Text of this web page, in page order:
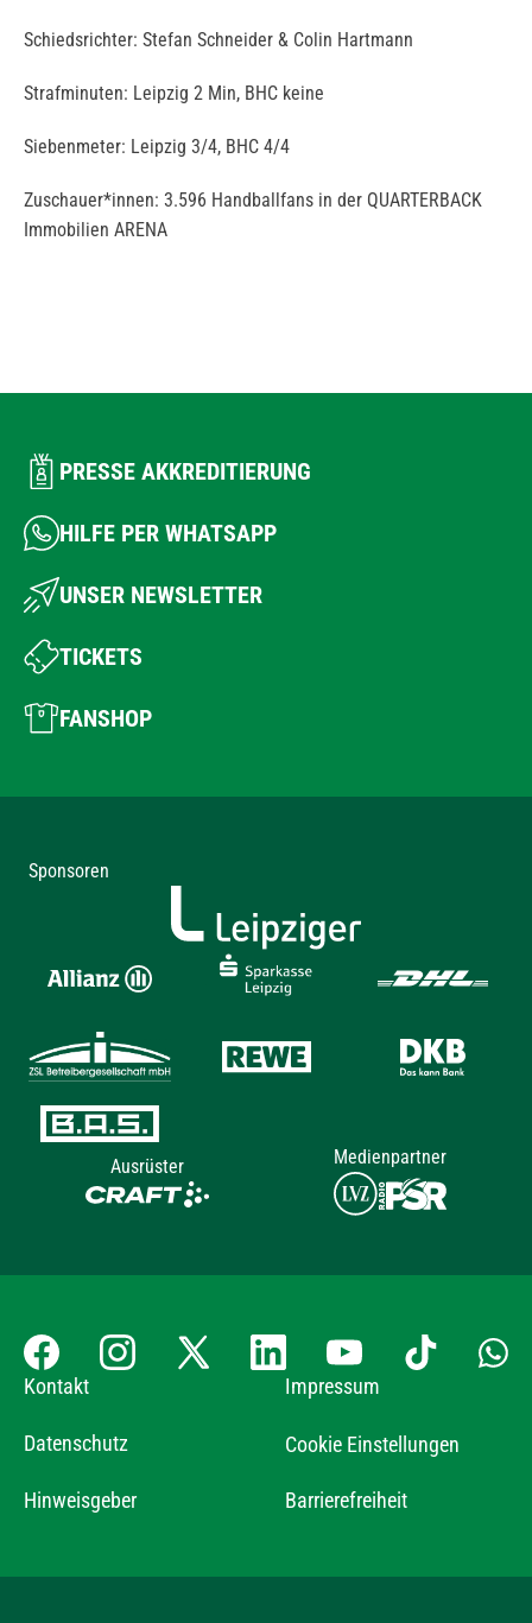
Schiedsrichter: Stefan Schneider & Colin Hartmann
Strafminuten: Leipzig 2 Min, BHC keine
Siebenmeter: Leipzig 3/4, BHC 4/4
Zuschauer*innen: 3.596 Handballfans in der QUARTERBACK
Immobilien ARENA
PRESSE AKKREDITIERUNG
HILFE PER WHATSAPP
UNSER NEWSLETTER
TICKETS
FANSHOP
Sponsoren
Ausrüster Medienpartner
Kontakt Impressum
Datenschutz Cookie Einstellungen
Hinweisgeber Barrierefreiheit